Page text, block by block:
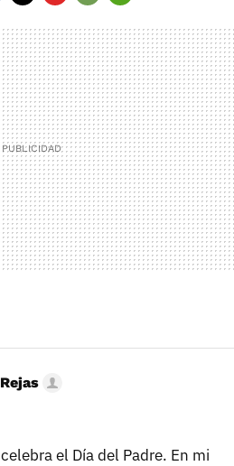
MAIL
el Día del Padre. En mi